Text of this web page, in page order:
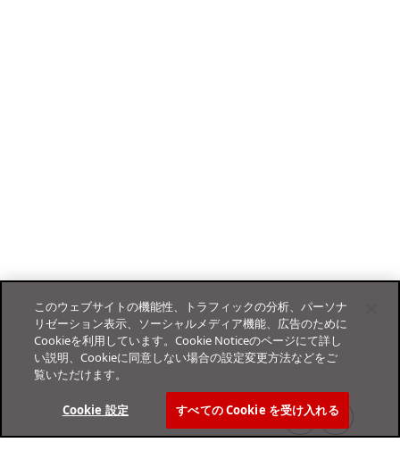
このウェブサイトの機能性、トラフィックの分析、パーソナ
リゼーション表示、ソーシャルメディア機能、広告のために
Cookieを利用しています。Cookie Noticeのページにて詳し
い説明、Cookieに同意しない場合の設定変更方法などをご
覧いただけます。
Cookie 設定 すべての Cookie を受け入れる